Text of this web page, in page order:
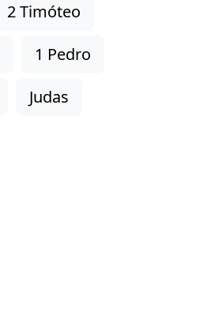
2 Timóteo
1 Pedro
Judas